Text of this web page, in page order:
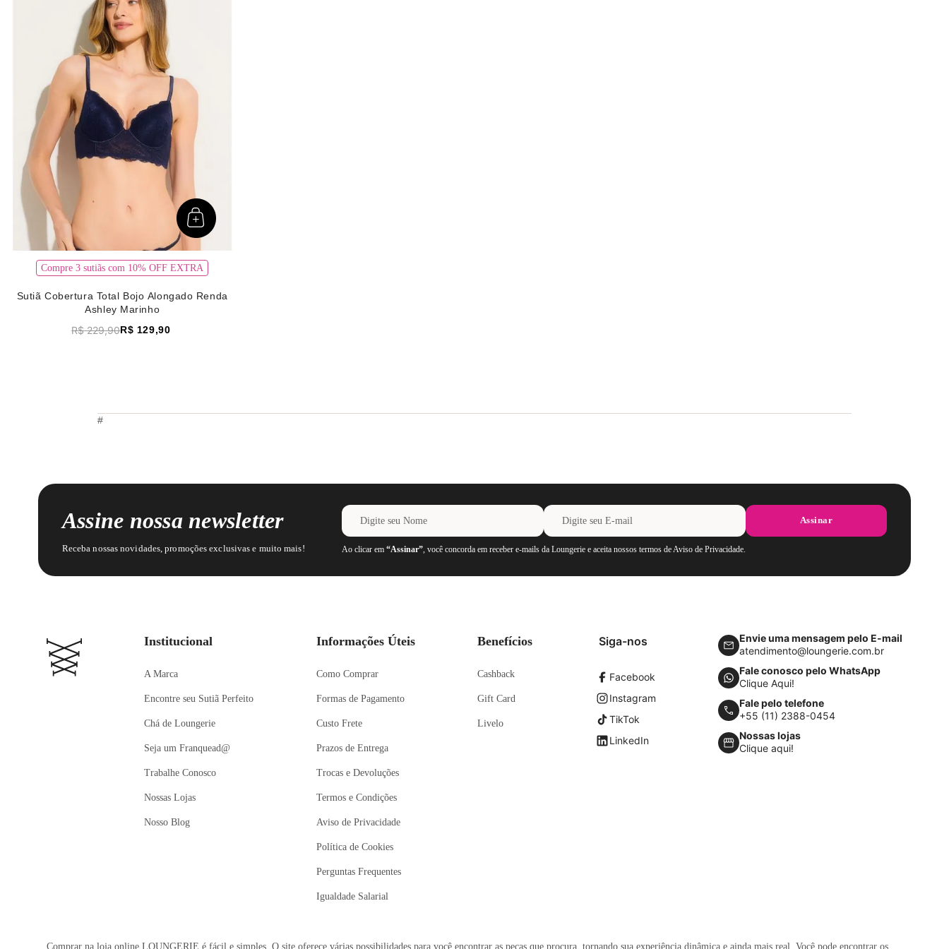
Compre 3 sutiãs com 10% OFF EXTRA
Sutiã Cobertura Total Bojo Alongado Renda
Ashley Marinho
R$ 229,90R$ 129,90
#
Assine nossa newsletter
Receba nossas novidades, promoções exclusivas e muito mais!
Assinar
Ao clicar em “Assinar”, você concorda em receber e-mails da Loungerie e aceita nossos termos de Aviso de Privacidade.
Institucional
A Marca
Encontre seu Sutiã Perfeito
Chá de Loungerie
Seja um Franquead@
Trabalhe Conosco
Nossas Lojas
Nosso Blog
Informações Úteis
Como Comprar
Formas de Pagamento
Custo Frete
Prazos de Entrega
Trocas e Devoluções
Termos e Condições
Aviso de Privacidade
Política de Cookies
Perguntas Frequentes
Igualdade Salarial
Benefícios
Cashback
Gift Card
Livelo
Siga-nos
Facebook
Instagram
TikTok
LinkedIn
Envie uma mensagem pelo E-mail
atendimento@loungerie.com.br
Fale conosco pelo WhatsApp
Clique Aqui!
Fale pelo telefone
+55 (11) 2388-0454
Nossas lojas
Clique aqui!
Comprar na loja online LOUNGERIE é fácil e simples. O site oferece várias possibilidades para você encontrar as peças que procura, tornando sua experiência dinâmica e ainda mais real. Você pode encontrar os